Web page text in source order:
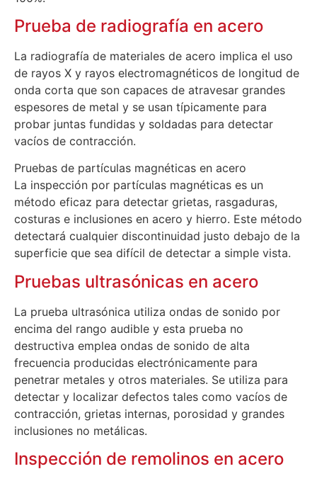
Prueba de radiografía en acero
La radiografía de materiales de acero implica el uso
de rayos X y rayos electromagnéticos de longitud de
onda corta que son capaces de atravesar grandes
espesores de metal y se usan típicamente para
probar juntas fundidas y soldadas para detectar
vacíos de contracción.
Pruebas de partículas magnéticas en acero
La inspección por partículas magnéticas es un
método eficaz para detectar grietas, rasgaduras,
costuras e inclusiones en acero y hierro. Este método
detectará cualquier discontinuidad justo debajo de la
superficie que sea difícil de detectar a simple vista.
Pruebas ultrasónicas en acero
La prueba ultrasónica utiliza ondas de sonido por
encima del rango audible y esta prueba no
destructiva emplea ondas de sonido de alta
frecuencia producidas electrónicamente para
penetrar metales y otros materiales. Se utiliza para
detectar y localizar defectos tales como vacíos de
contracción, grietas internas, porosidad y grandes
inclusiones no metálicas.
Inspección de remolinos en acero